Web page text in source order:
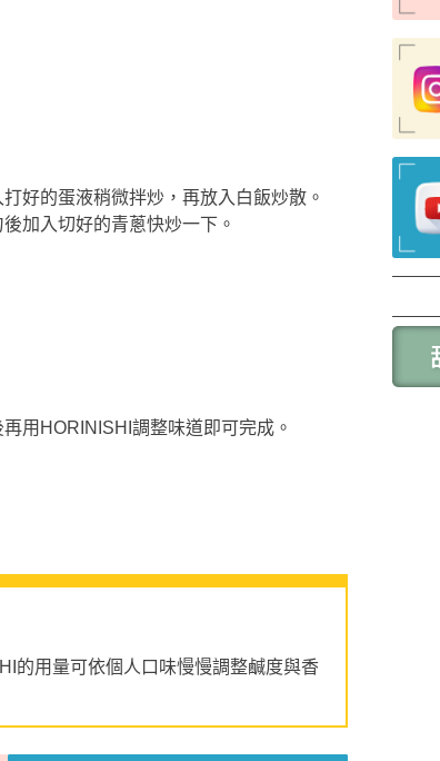
打好的蛋液稍微拌炒，再放入白飯炒散。
後加入切好的青蔥快炒一下。
再用HORINISHI調整味道即可完成。
的用量可依個人口味慢慢調整鹹度與香